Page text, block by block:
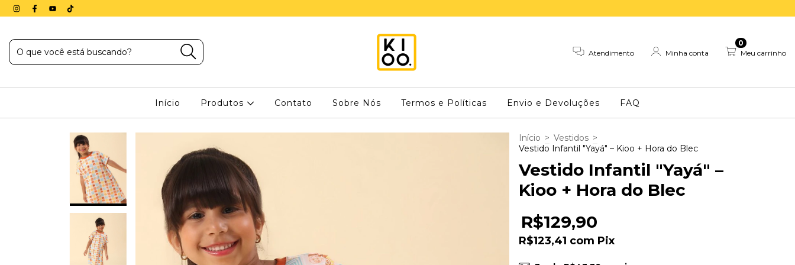
Atendimento Minha conta Meu carrinho
0
Início Produtos Contato Sobre Nós Termos e Políticas Envio e Devoluções FAQ
Início > Vestidos >
Vestido Infantil "Yayá" – Kioo + Hora do Blec
Vestido Infantil "Yayá" –
Kioo + Hora do Blec
R$129,90
R$123,41 com Pix